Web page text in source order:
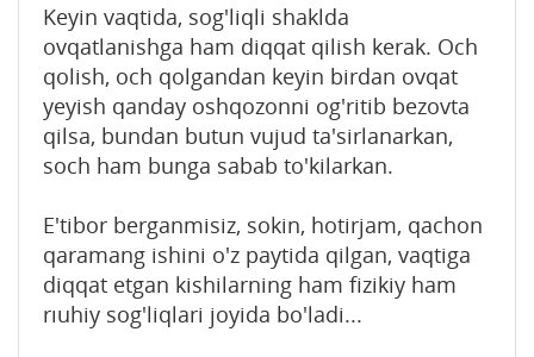
Keyin vaqtida, sog'liqli shaklda
ovqatlanishga ham diqqat qilish kerak. Och
qolish, och qolgandan keyin birdan ovqat
yeyish qanday oshqozonni og'ritib bezovta
qilsa, bundan butun vujud ta'sirlanarkan,
soch ham bunga sabab to'kilarkan.
E'tibor berganmisiz, sokin, hotirjam, qachon
qaramang ishini o'z paytida qilgan, vaqtiga
diqqat etgan kishilarning ham fizikiy ham
rıuhiy sog'liqlari joyida bo'ladi...